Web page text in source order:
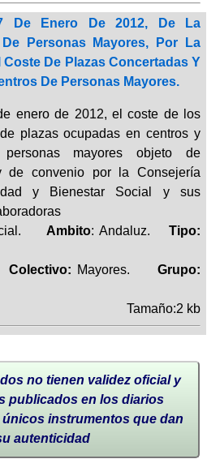
De Enero De 2012, De La
Personas Mayores, Por La
Coste De Plazas Concertadas Y
De Personas Mayores.
enero de 2012, el coste de los
plazas ocupadas en centros y
mayores objeto de
de convenio por la Consejería
y Bienestar Social y sus
Ambito: Andaluz.Tipo:
Colectivo: Mayores.
Grupo:
Tamaño:2 kb
no tienen validez oficial y
publicados en los diarios
instrumentos que dan
autenticidad